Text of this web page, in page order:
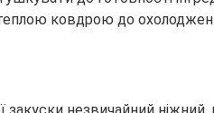
ковдрою до